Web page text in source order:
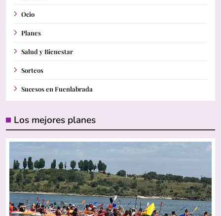
Ocio
Planes
Salud y Bienestar
Sorteos
Sucesos en Fuenlabrada
Los mejores planes